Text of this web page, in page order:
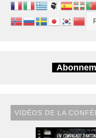
VIDÉOS DE LA